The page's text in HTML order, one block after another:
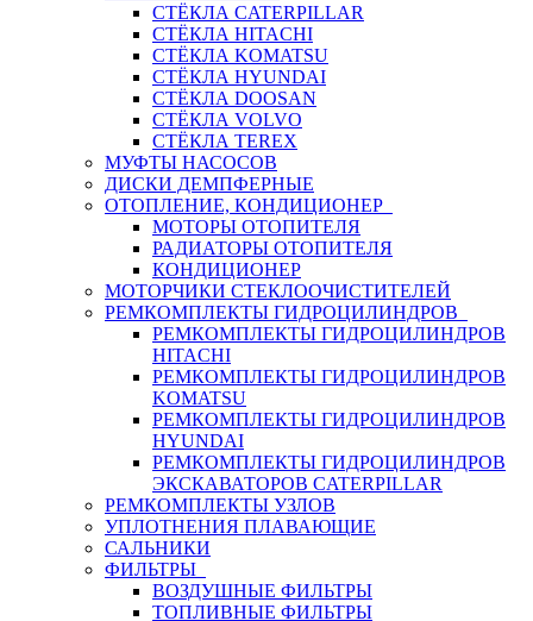
СТЁКЛА CATERPILLAR
СТЁКЛА HITACHI
СТЁКЛА KOMATSU
СТЁКЛА HYUNDAI
СТЁКЛА DOOSAN
СТЁКЛА VOLVO
СТЁКЛА TEREX
МУФТЫ НАСОСОВ
ДИСКИ ДЕМПФЕРНЫЕ
ОТОПЛЕНИЕ, КОНДИЦИОНЕР
МОТОРЫ ОТОПИТЕЛЯ
РАДИАТОРЫ ОТОПИТЕЛЯ
КОНДИЦИОНЕР
МОТОРЧИКИ СТЕКЛООЧИСТИТЕЛЕЙ
РЕМКОМПЛЕКТЫ ГИДРОЦИЛИНДРОВ
РЕМКОМПЛЕКТЫ ГИДРОЦИЛИНДРОВ
HITACHI
РЕМКОМПЛЕКТЫ ГИДРОЦИЛИНДРОВ
KOMATSU
РЕМКОМПЛЕКТЫ ГИДРОЦИЛИНДРОВ
HYUNDAI
РЕМКОМПЛЕКТЫ ГИДРОЦИЛИНДРОВ
ЭКСКАВАТОРОВ CATERPILLAR
РЕМКОМПЛЕКТЫ УЗЛОВ
УПЛОТНЕНИЯ ПЛАВАЮЩИЕ
САЛЬНИКИ
ФИЛЬТРЫ
ВОЗДУШНЫЕ ФИЛЬТРЫ
ТОПЛИВНЫЕ ФИЛЬТРЫ